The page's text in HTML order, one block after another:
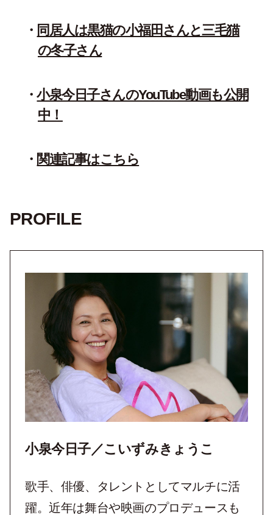
同居人は黒猫の小福田さんと三毛猫
の冬子さん
小泉今日子さんのYouTube動画も公開
中！
関連記事はこちら
PROFILE
小泉今日子／こいずみきょうこ
歌手、俳優、タレントとしてマルチに活
躍。近年は舞台や映画のプロデュースも